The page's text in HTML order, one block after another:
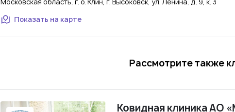
Показать на карте
Рассмотрите также
Ковидная клиника АО